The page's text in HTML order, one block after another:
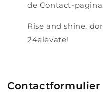
de Contact-pagina.
Rise and shine,
24elevate!
Contactformulier